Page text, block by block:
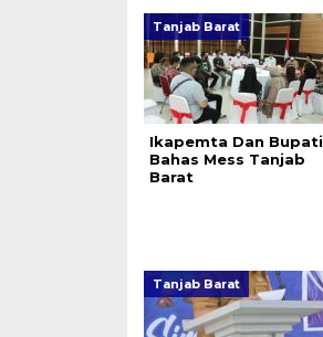
Tanjab Barat
Ikapemta Dan Bupati
Bahas Mess Tanjab
Barat
Tanjab Barat